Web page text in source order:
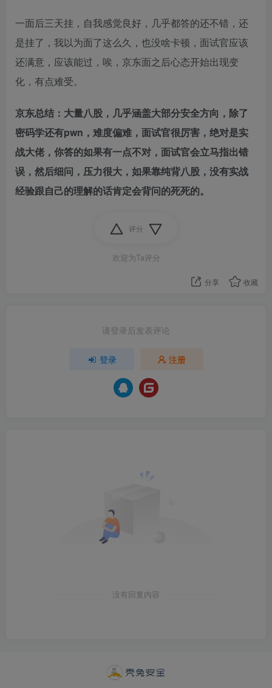
一面后三天挂，自我感觉良好，几乎都答的还不错，还
是挂了，我以为面了这么久，也没啥卡顿，面试官应该
还满意，应该能过，唉，京东面之后心态开始出现变
化，有点难受。
京东总结：大量八股，几乎涵盖大部分安全方向，除了
密码学还有pwn，难度偏难，面试官很厉害，绝对是实
战大佬，你答的如果有一点不对，面试官会立马指出错
误，然后细问，压力很大，如果靠纯背八股，没有实战
经验跟自己的理解的话肯定会背问的死死的。
评分
欢迎为Ta评分
分享 收藏
请登录后发表评论
登录 注册
没有回复内容